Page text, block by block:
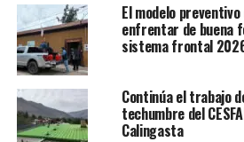
El modelo
enfrentar de buena
sistema frontal
Continúa el trabajo
techumbre del
Calingasta